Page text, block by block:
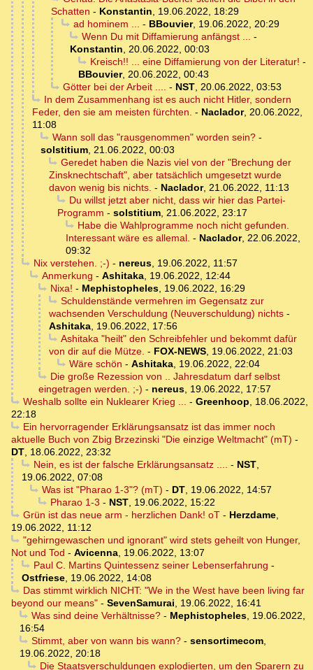
Schatten - Konstantin, 19.06.2022, 18:29
ad hominem ... - BBouvier, 19.06.2022, 20:29
Wenn Du mit Diffamierung anfängst ... -
Konstantin, 20.06.2022, 00:03
Kreisch!! ... eine Diffamierung von der Literatur! -
BBouvier, 20.06.2022, 00:43
Götter bei der Arbeit .... - NST, 20.06.2022, 03:53
In dem Zusammenhang ist es auch nicht Hitler, sondern
Feder, den sie am meisten fürchten. - Naclador, 20.06.2022,
11:08
Wann soll das "rausgenommen" worden sein?-
solstitium, 21.06.2022, 00:03
Geredet haben die Nazis viel von der "Brechung der
Zinsknechtschaft", aber tatsächlich umgesetzt wurde
davon wenig bis nichts. - Naclador, 21.06.2022, 11:13
Du willst jetzt aber nicht, dass wir hier das Partei-
Programm - solstitium, 21.06.2022, 23:17
Habe die Wahlprogramme noch nicht gefunden.
Interessant wäre es allemal. - Naclador, 22.06.2022,
09:32
Nix verstehen. ;-) - nereus, 19.06.2022, 11:57
Anmerkung - Ashitaka, 19.06.2022, 12:44
Nixa! - Mephistopheles, 19.06.2022, 16:29
Schuldenstände vermehren im Gegensatz zur
wachsenden Verschuldung (Neuverschuldung) nichts -
Ashitaka, 19.06.2022, 17:56
Ashitaka "heilt" den Schreibfehler und bekommt dafür
von dir auf die Mütze. - FOX-NEWS, 19.06.2022, 21:03
Wäre schön - Ashitaka, 19.06.2022, 22:04
Die große Rezession von .. Jahresdatum darf selbst
eingetragen werden. ;-) - nereus, 19.06.2022, 17:57
Weshalb sollte ein Nuklearer Krieg ... - Greenhoop, 18.06.2022,
22:18
Ein hervorragender Erklärungsansatz ist das immer noch
aktuelle Buch von Zbig Brzezinski "Die einzige Weltmacht" (mT) -
DT, 18.06.2022, 23:32
Nein, es ist der falsche Erklärungsansatz .... - NST,
19.06.2022, 07:08
Was ist "Pharao 1-3"? (mT) - DT, 19.06.2022, 14:57
Pharao 1-3 - NST, 19.06.2022, 15:22
Grün ist das neue arm - herzlichen Dank! oT- Herzdame,
19.06.2022, 11:12
"gehirngewaschen und ignorant" wird stets geheilt von Hunger,
Not und Tod - Avicenna, 19.06.2022, 13:07
Paul C. Martins Quintessenz seiner Lebenserfahrung -
Ostfriese, 19.06.2022, 14:08
Das stimmt wirklich NICHT: "We in the West have been living far
beyond our means" - SevenSamurai, 19.06.2022, 16:41
Was sind deine Verhältnisse?- Mephistopheles, 19.06.2022,
16:54
Stimmt, aber von wann bis wann?- sensortimecom,
19.06.2022, 20:18
Die Staatsverschuldungen explodierten, um den Sparern zu